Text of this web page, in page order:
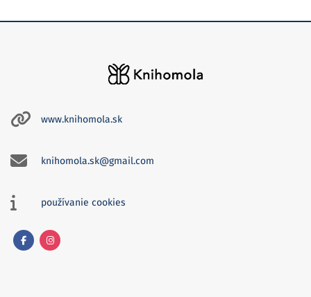
www.knihomola.sk
knihomola.sk@gmail.com
používanie cookies